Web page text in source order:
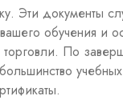
Эти документы
обучения и
По